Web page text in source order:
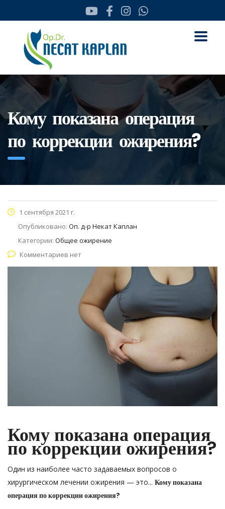
Кому показана операция
по коррекции ожирения?
1 сентября 2021 г.
Опубликовано: Оп. д-р Некат Каплан
Категории: Общее ожирение
Комментариев нет
Кому показана операция
по коррекции ожирения?
Один из наиболее часто задаваемых вопросов о
хирургическом лечении ожирения — это... Кому показана
операция по коррекции ожирения?